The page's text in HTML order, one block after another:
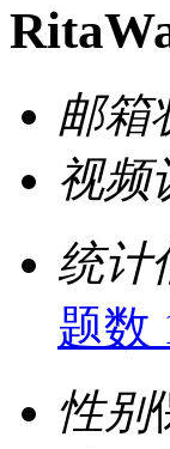
邮箱
视频
统计
题数
性别